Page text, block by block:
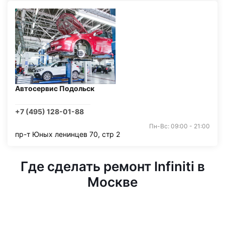
Автосервис Подольск
+7 (495) 128-01-88
Пн-Вс: 09:00 - 21:00
пр-т Юных ленинцев 70, стр 2
Где сделать ремонт Infiniti в
Москве